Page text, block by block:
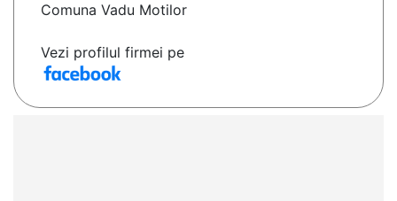
Comuna Vadu Motilor
Vezi profilul firmei pe